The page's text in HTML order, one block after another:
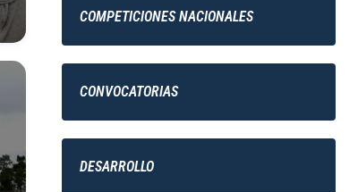
COMPETICIONES NACIONALES
CONVOCATORIAS
DESARROLLO